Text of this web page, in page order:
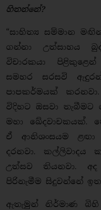
හිතන්නේ?
“සාහිත්‍ය සම්මාන
ගන්නා උත්සාහය
විචාරකයා
සමහර සරසවි
පාපකර්මයක්
විදිහට ඔසවා තැබීමට
මහා ඛේදවාචකයක්.
ඒ ආනිශංසයම
දරනවා. කල්ලිවාදය
උත්සව තියනවා.
පිරිනැමීම සිදුවන්නේ
ඇතැමුන් නිර්මාණ